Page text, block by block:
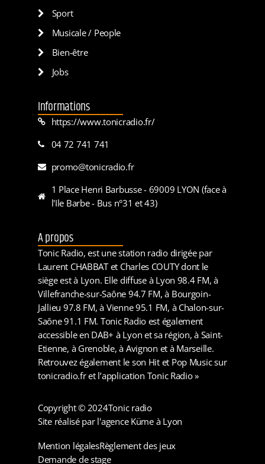
Sport
Musicale / People
Bien-être
Jobs
Informations
https://www.tonicradio.fr/
04 72 741 741
promo@tonicradio.fr
1 Place Henri Barbusse - 69009 LYON (face à
l'Ile Barbe - Bus n°31 et 43)
A propos
Tonic Radio, est une station radio dirigée par
Laurent CHABBAT et Charles COUTY dont le
siège est à Lyon. Elle diffuse à Lyon 98.4 FM, à
Villefranche-sur-Saône 94.7 FM, à Bourgoin-
Jallieu 97.8 FM, à Vienne 95.1 FM, à Chalon-sur-
Saône 91.1 FM. Tonic Radio est également
accessible en DAB+ à Lyon et sa région, à Saint-
Etienne, à Grenoble, à Avignon et à Marseille.
Retrouvez également le son Hit et Pop Music sur
tonicradio.fr et l’application Tonic Radio »
Copyright © 2024Tonic radio
Site réalisé par l'agence Küme à Lyon
Mention légalesRèglement des jeux
Demande de stage